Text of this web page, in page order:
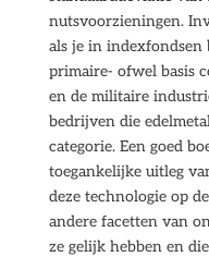
nutsvoorzieningen.
als je in indexfondsen
primaire- ofwel basis
en de militaire
bedrijven die
categorie. Een goed
toegankelijke uitleg
deze technologie op
andere facetten van
ze gelijk hebben en